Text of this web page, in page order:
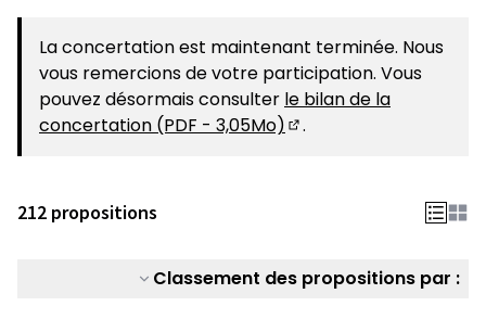
La concertation est maintenant terminée. Nous
vous remercions de votre participation. Vous
pouvez désormais consulter le bilan de la
concertation (PDF - 3,05Mo)
.
212 propositions
Classement des propositions par :